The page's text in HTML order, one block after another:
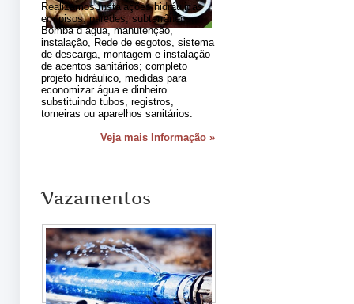
Realizamos Instalações hidráulicas
em pisos, paredes, subterrâneos;
Bomba d´agua, manutenção,
instalação, Rede de esgotos, sistema
de descarga, montagem e instalação
de acentos sanitários; completo
projeto hidráulico, medidas para
economizar água e dinheiro
substituindo tubos, registros,
torneiras ou aparelhos sanitários.
Veja mais Informação »
Vazamentos